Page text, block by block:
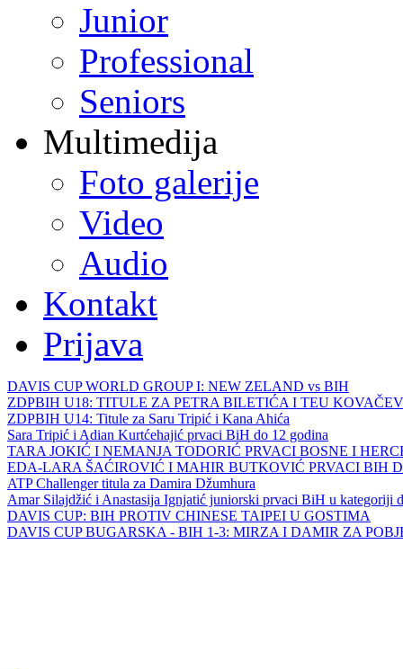
Junior
Professional
Seniors
Multimedija
Foto galerije
Video
Audio
Kontakt
Prijava
DAVIS CUP WORLD GROUP I: NEW ZELAND vs BIH
ZDPBIH U18: TITULE ZA PETRA BILETIĆA I TEU
ZDPBIH U14: Titule za Saru Tripić i Kana Ahića
Sara Tripić i Adian Kurtćehajić prvaci BiH do 12 godina
TARA JOKIĆ I NEMANJA TODORIĆ PRVACI BOSNE I
EDA-LARA ŠAĆIROVIĆ I MAHIR BUTKOVIĆ PRVACI BIH
ATP Challenger titula za Damira Džumhura
Amar Silajdžić i Anastasija Ignjatić juniorski prvaci BiH u kategoriji
DAVIS CUP: BIH PROTIV CHINESE TAIPEI U GOSTIMA
DAVIS CUP BUGARSKA - BIH 1-3: MIRZA I DAMIR ZA